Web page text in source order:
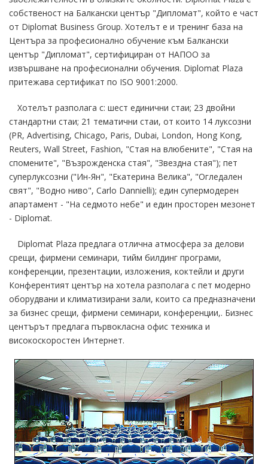
собственост на Балкански център "Дипломат", който е част
от Diplomat Business Group. Хотелът е и тренинг база на
Центъра за професионално обучение към Балкански
център "Дипломат", сертифициран от НАПОО за
извършване на професионални обучения. Diplomat Plaza
притежава сертификат по ISO 9001:2000.
Хотелът разполага с: шест единични стаи; 23 двойни
стандартни стаи; 21 тематични стаи, от които 14 луксозни
(PR, Advertising, Chicago, Paris, Dubai, London, Hong Kong,
Reuters, Wall Street, Fashion, "Стая на влюбените", "Стая на
спомените", "Възрожденска стая", "Звездна стая"); пет
суперлуксозни ("Ин-Ян", "Eкатерина Велика", "Огледален
свят", "Водно ниво", Сarlo Dannielli); един супермодерен
апартамент - "На седмото небе" и един просторен мезонет
- Diplomat.
Diplomat Plaza предлага отлична атмосфера за делови
срещи, фирмени семинари, тийм билдинг програми,
конференции, презентации, изложения, коктейли и други
Конферентият център на хотела разполага с пет модерно
оборудвани и климатизирани зали, които са предназначени
за бизнес срещи, фирмени семинари, конференции,. Бизнес
центърът предлага първокласна офис техника и
високоскоростен Интернет.